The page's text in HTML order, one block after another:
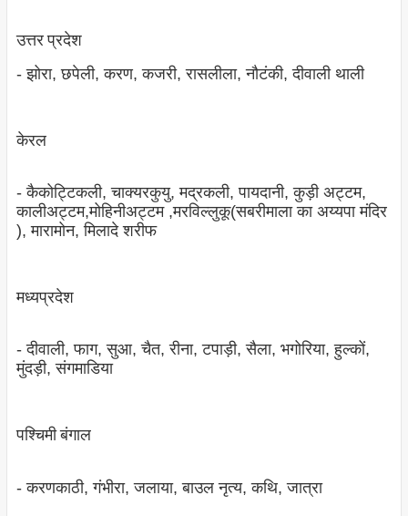
उत्तर प्रदेश
- झोरा, छपेली, करण, कजरी, रासलीला, नौटंकी, दीवाली थाली
केरल
- कैकोट्टिकली, चाक्‍यरकुयु, मद्रकली, पायदानी, कुड़ी अट्टम,
कालीअट्टम,मोहिनीअट्टम ,मरविल्लुकू(सबरीमाला का अय्यपा मंदिर
), मारामोन, मिलादे शरीफ
मध्‍यप्रदेश
- दीवाली, फाग, सुआ, चैत, रीना, टपाड़ी, सैला, भगोरिया, हुल्‍कों,
मुंदड़ी, संगमाडिया
पश्चिमी बंगाल
- करणकाठी, गंभीरा, जलाया, बाउल नृत्‍य, कथि, जात्रा